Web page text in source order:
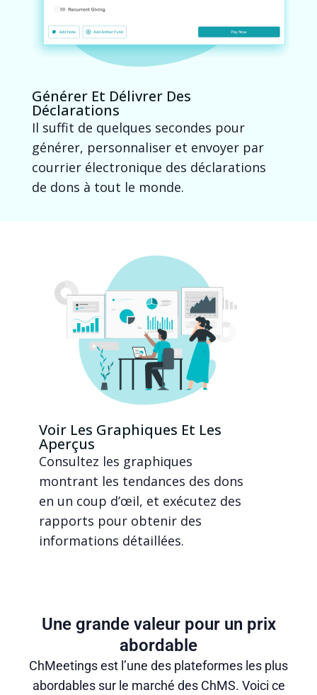
Générer Et Délivrer Des
Déclarations
Il suffit de quelques secondes pour
générer, personnaliser et envoyer par
courrier électronique des déclarations
de dons à tout le monde.
Voir Les Graphiques Et Les
Aperçus
Consultez les graphiques
montrant les tendances des dons
en un coup d’œil, et exécutez des
rapports pour obtenir des
informations détaillées.
Une grande valeur pour un prix
abordable
ChMeetings est l’une des plateformes les plus
abordables sur le marché des ChMS. Voici ce